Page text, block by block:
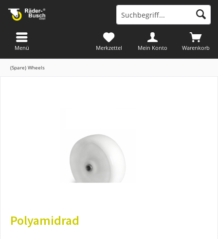
Warenkorb
Merkzettel Mein Konto
Menü
(Spare) Wheels
Polyamidrad